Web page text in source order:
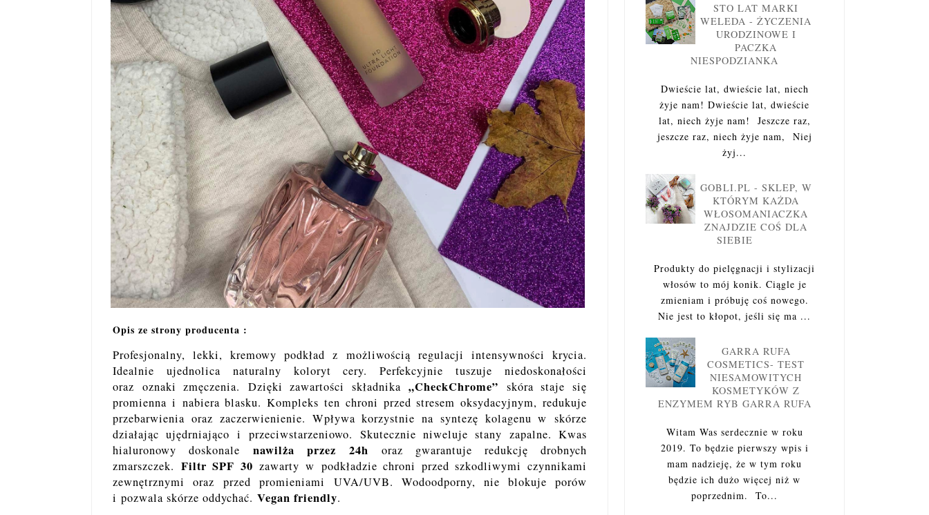
Opis ze strony producenta :
Profesjonalny, lekki, kremowy podkład z możliwością regulacji intensywności krycia.
Idealnie ujednolica naturalny koloryt cery. Perfekcyjnie tuszuje niedoskonałości
oraz oznaki zmęczenia. Dzięki zawartości składnika„CheckChrome” skóra staje się
promienna i nabiera blasku. Kompleks ten chroni przed stresem oksydacyjnym, redukuje
przebarwienia oraz zaczerwienienie. Wpływa korzystnie na syntezę kolagenu w skórze
działając ujędrniająco i przeciwstarzeniowo. Skutecznie niweluje stany zapalne. Kwas
hialuronowy doskonalenawilża przez 24h oraz gwarantuje redukcję drobnych
zmarszczek. Filtr SPF 30 zawarty w podkładzie chroni przed szkodliwymi czynnikami
zewnętrznymi oraz przed promieniami UVA/UVB. Wodoodporny, nie blokuje porów
i pozwala skórze oddychać. Vegan friendly.
STO LAT MARKI
WELEDA - ŻYCZENIA
URODZINOWE I
PACZKA
NIESPODZIANKA
Dwieście lat, dwieście lat, niech
żyje nam! Dwieście lat, dwieście
lat, niech żyje nam! Jeszcze raz,
jeszcze raz, niech żyje nam, Niej
żyj...
GOBLI.PL - SKLEP, W
KTÓRYM KAŻDA
WŁOSOMANIACZKA
ZNAJDZIE COŚ DLA
SIEBIE
Produkty do pielęgnacji i stylizacji
włosów to mój konik. Ciągle je
zmieniam i próbuję coś nowego.
Nie jest to kłopot, jeśli się ma ...
GARRA RUFA
COSMETICS- TEST
NIESAMOWITYCH
KOSMETYKÓW Z
ENZYMEM RYB GARRA RUFA
Witam Was serdecznie w roku
2019. To będzie pierwszy wpis i
mam nadzieję, że w tym roku
będzie ich dużo więcej niż w
poprzednim. To...